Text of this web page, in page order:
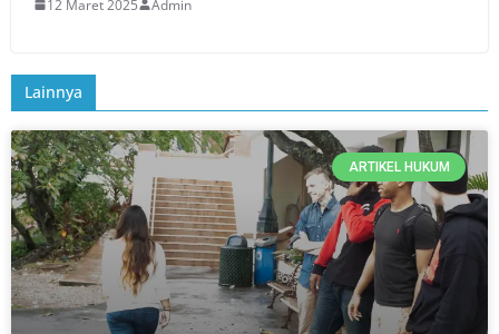
12 Maret 2025 Admin
Lainnya
ARTIKEL HUKUM